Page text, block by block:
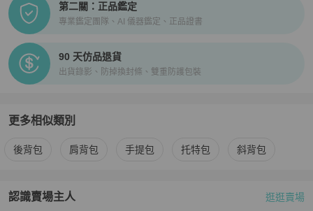
第二關：正品鑑定
專業鑑定團隊、AI 儀器鑑定、正品證書
90 天仿品退貨
出貨錄影、防掉換封條、雙重防護包裝
更多相似類別
更多BURBERRY女包 相似商品推薦
後背包 肩背包 手提包 托特包 斜背包
認識賣場主人
PopChill 拍拍圈嚴選賣家
逛逛賣場